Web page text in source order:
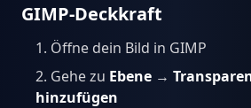
GIMP-Deckkraft
Öffne dein Bild in GIMP
Gehe zu Ebene →
hinzufügen